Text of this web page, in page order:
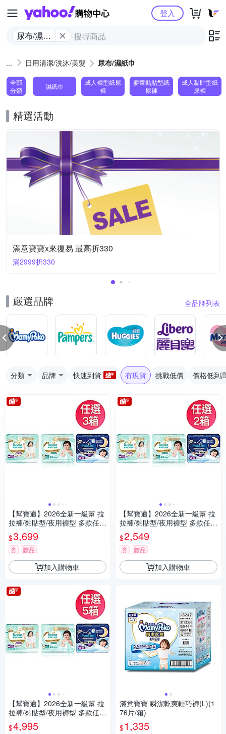
Yahoo購物中心
尿布/濕紙
登入
日用清潔/洗沐/美髮 尿布/濕紙巾
全部
分類
濕紙巾
成人褲型紙尿
褲
嬰童黏貼型紙
尿褲
成人黏貼型紙
尿褲
精選活動
滿意寶寶x來復易 最高折330
滿2999折330
嚴選品牌 全品牌列表
分類 品牌 快速到貨 有現貨 挑戰低價 價格低到
【幫寶適】2026全新一級幫 拉
拉褲/黏貼型/夜用褲型 多款任選
3箱
$3,699
券 贈品
加入購物車
【幫寶適】2026全新一級幫 拉
拉褲/黏貼型/夜用褲型 多款任選
5箱
$4,995
【幫寶適】2026全新一級幫 拉
拉褲/黏貼型/夜用褲型 多款任選
2箱
$2,549
券 贈品
加入購物車
滿意寶寶 瞬潔乾爽輕巧褲(L)(1
76片/箱)
$1,335